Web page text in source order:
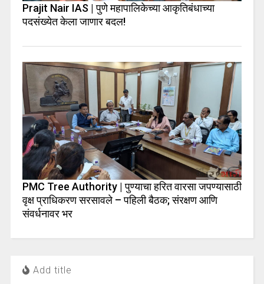
Prajit Nair IAS | पुणे महापालिकेच्या आकृतिबंधाच्या
पदसंख्येत केला जाणार बदल!
PMC Tree Authority | पुण्याचा हरित वारसा जपण्यासाठी
वृक्ष प्राधिकरण सरसावले – पहिली बैठक; संरक्षण आणि
संवर्धनावर भर
Add title